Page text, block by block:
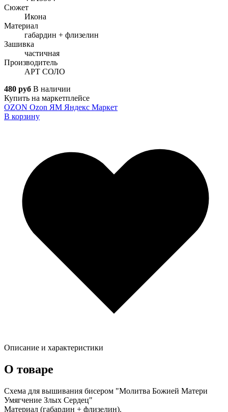
Сюжет
Икона
Материал
габардин + флизелин
Зашивка
частичная
Производитель
АРТ СОЛО
480 руб В наличии
Купить на маркетплейсе
OZON Ozon ЯМ Яндекс Маркет
В корзину
Описание и характеристики
О товаре
Схема для вышивания бисером "Молитва Божией Матери
Умягчение Злых Сердец"
Материал (габардин + флизелин).